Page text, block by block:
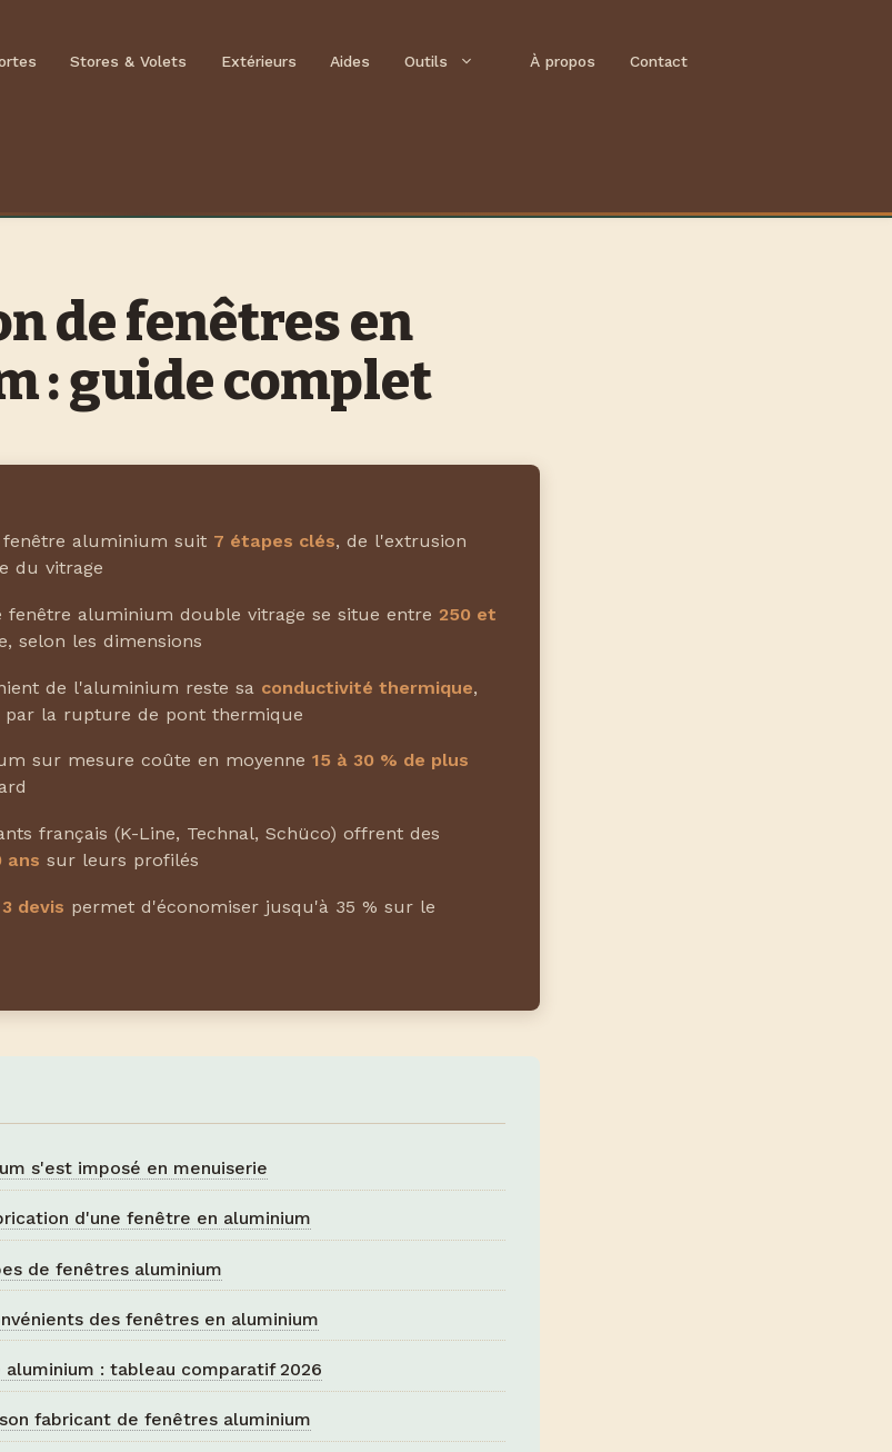
Stores & Volets Extérieurs Aides Outils À propos Contact
de fenêtres en
: guide complet
aluminium suit 7 étapes clés, de l'extrusion
du vitrage
fenêtre aluminium double vitrage se situe entre 250 et
selon les dimensions
de l'aluminium reste sa conductivité thermique,
la rupture de pont thermique
sur mesure coûte en moyenne 15 à 30 % de plus
français (K-Line, Technal, Schüco) offrent des
ans sur leurs profilés
devis permet d'économiser jusqu'à 35 % sur le
s'est imposé en menuiserie
d'une fenêtre en aluminium
de fenêtres aluminium
des fenêtres en aluminium
: tableau comparatif 2026
fabricant de fenêtres aluminium